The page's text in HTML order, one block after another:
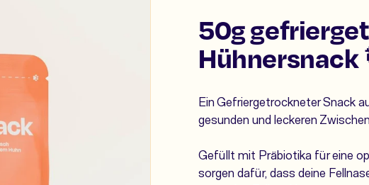
50g
Hühnersnack
Ein Gefriergetrockneter Snack
gesunden und leckeren
Gefüllt mit Präbiotika für eine
sorgen dafür, dass deine